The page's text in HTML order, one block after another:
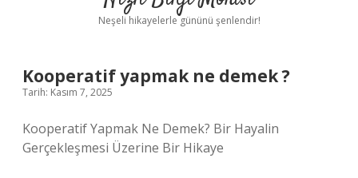
Yasal Uyarı
Neşeli hikayelerle gününü şenlendir!
Kooperatif yapmak ne demek ?
Tarih: Kasım 7, 2025
Kooperatif Yapmak Ne Demek? Bir Hayalin
Gerçekleşmesi Üzerine Bir Hikaye